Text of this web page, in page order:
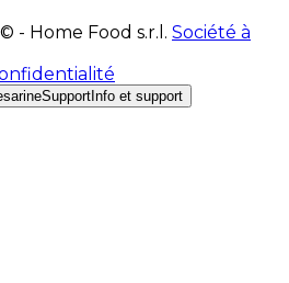
- Home Food s.r.l. Société à
Support Info et support